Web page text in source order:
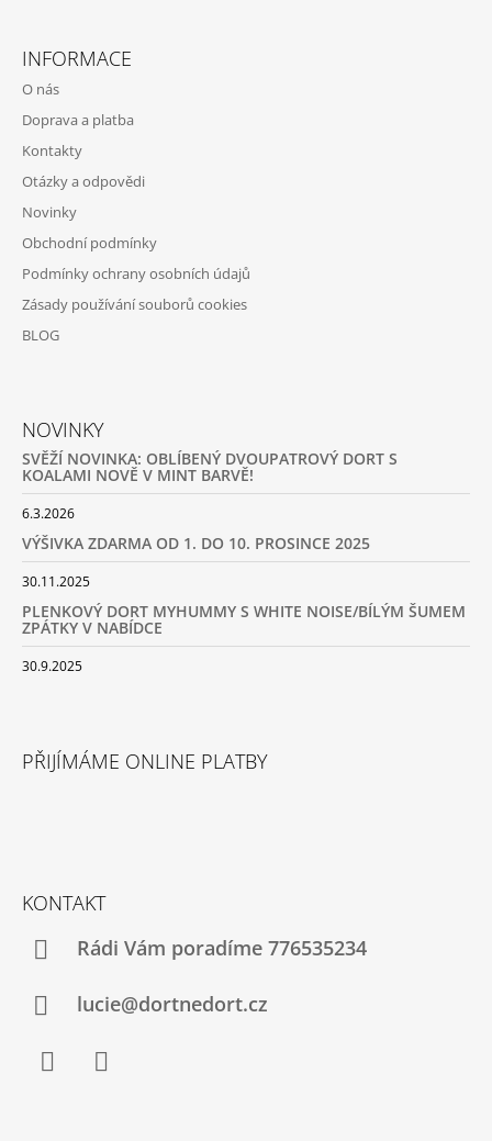
INFORMACE
O nás
Doprava a platba
Kontakty
Otázky a odpovědi
Novinky
Obchodní podmínky
Podmínky ochrany osobních údajů
Zásady používání souborů cookies
BLOG
NOVINKY
SVĚŽÍ NOVINKA: OBLÍBENÝ DVOUPATROVÝ DORT S
KOALAMI NOVĚ V MINT BARVĚ!
6.3.2026
VÝŠIVKA ZDARMA OD 1. DO 10. PROSINCE 2025
30.11.2025
PLENKOVÝ DORT MYHUMMY S WHITE NOISE/BÍLÝM ŠUMEM
ZPÁTKY V NABÍDCE
30.9.2025
PŘIJÍMÁME ONLINE PLATBY
KONTAKT
Rádi Vám poradíme 776535234
lucie@dortnedort.cz